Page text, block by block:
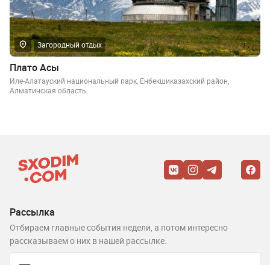
Загородный отдых
Плато Асы
Иле-Алатауский национальный парк, Енбекшиказахский район,
Алматинская область
Рассылка
Отбираем главные события недели, а потом интересно
рассказываем о них в нашей рассылке.